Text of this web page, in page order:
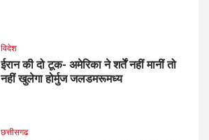
विदेश
ईरान की दो टूक- अमेरिका ने शर्तें नहीं मानीं तो
नहीं खुलेगा होर्मुज जलडमरूमध्य
छत्तीसगढ